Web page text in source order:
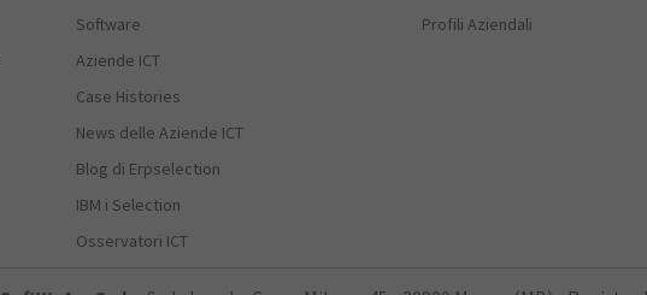
Software
Aziende ICT
Case Histories
News delle Aziende ICT
Blog di Erpselection
IBM i Selection
Osservatori ICT
Profili Aziendali